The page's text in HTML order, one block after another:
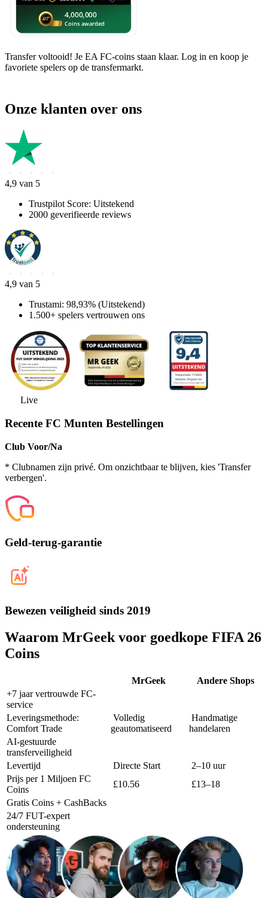
Transfer voltooid! Je EA FC-coins staan klaar. Log in en koop je
favoriete spelers op de transfermarkt.
Onze klanten over ons
4,9 van 5
Trustpilot Score: Uitstekend
2000 geverifieerde reviews
4,9 van 5
Trustami: 98,93% (Uitstekend)
1.500+ spelers vertrouwen ons
Live
Recente FC Munten Bestellingen
Club Voor/Na
* Clubnamen zijn privé. Om onzichtbaar te blijven, kies 'Transfer
verbergen'.
Geld-terug-garantie
Bewezen veiligheid sinds 2019
Waarom MrGeek voor goedkope FIFA 26
Coins
MrGeek
Andere Shops
+7 jaar vertrouwde FC-
service
Leveringsmethode:
Comfort Trade
Volledig
geautomatiseerd
Handmatige
handelaren
AI-gestuurde
transferveiligheid
Levertijd
Directe Start
2–10 uur
Prijs per 1 Miljoen FC
Coins
£10.56
£13–18
Gratis Coins + CashBacks
24/7 FUT-expert
ondersteuning